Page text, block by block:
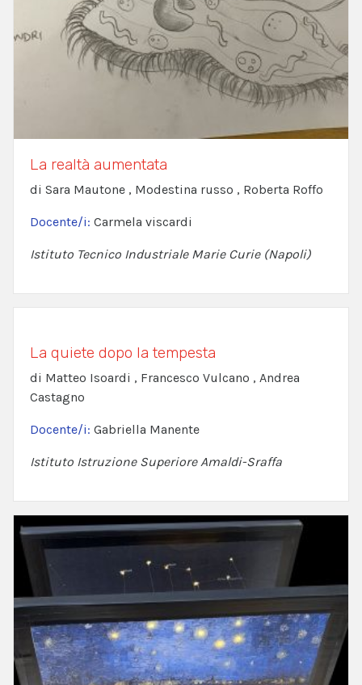
La realtà aumentata
di Sara Mautone , Modestina russo , Roberta Roffo
Docente/i: Carmela viscardi
Istituto Tecnico Industriale Marie Curie (Napoli)
La quiete dopo la tempesta
di Matteo Isoardi , Francesco Vulcano , Andrea
Castagno
Docente/i: Gabriella Manente
Istituto Istruzione Superiore Amaldi-Sraffa